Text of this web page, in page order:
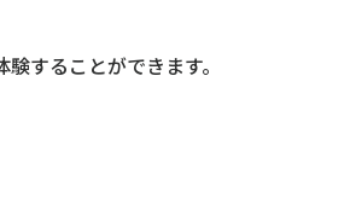
することができます。